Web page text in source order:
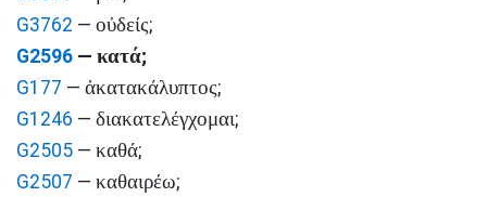
G3762 — οὐδείς;
G2596 — κατά;
G177 — ἀκατακάλυπτος;
G1246 — διακατελέγχομαι;
G2505 — καθά;
G2507 — καθαιρέω;